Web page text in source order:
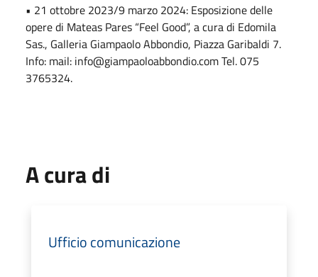
• 21 ottobre 2023/9 marzo 2024: Esposizione delle
opere di Mateas Pares “Feel Good”, a cura di Edomila
Sas., Galleria Giampaolo Abbondio, Piazza Garibaldi 7.
Info: mail: info@giampaoloabbondio.com Tel. 075
3765324.
A cura di
Ufficio comunicazione